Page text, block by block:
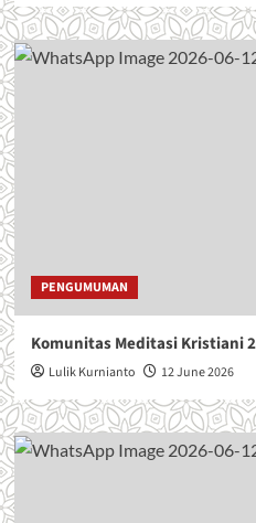
PENGUMUMAN
Komunitas Meditasi Kristiani
Lulik Kurnianto 12 June 2026